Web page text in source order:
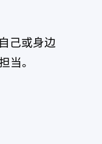
己或身边
当。